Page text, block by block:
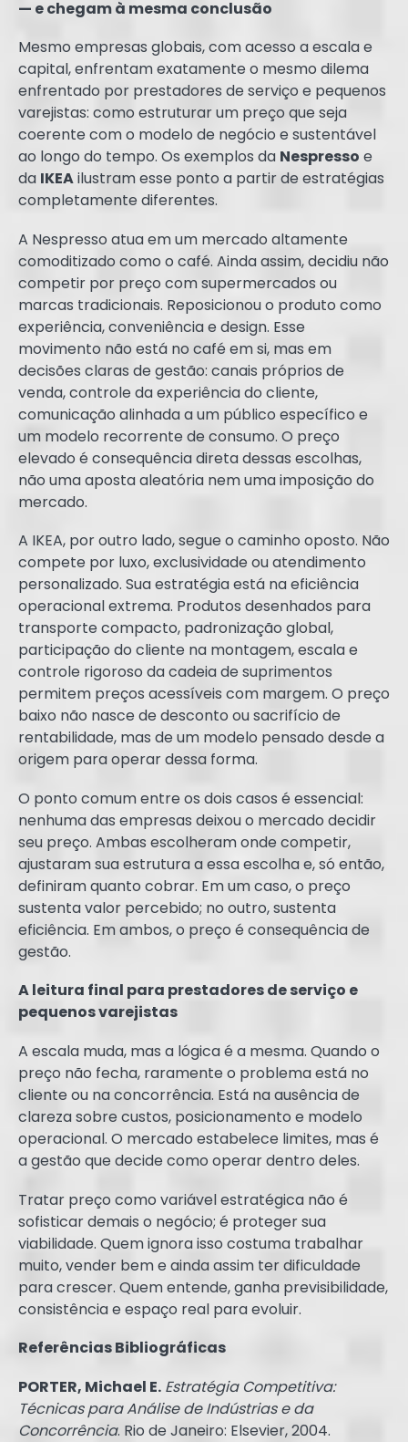
— e chegam à mesma conclusão
Mesmo empresas globais, com acesso a escala e
capital, enfrentam exatamente o mesmo dilema
enfrentado por prestadores de serviço e pequenos
varejistas: como estruturar um preço que seja
coerente com o modelo de negócio e sustentável
ao longo do tempo. Os exemplos da Nespresso e
da IKEAilustram esse ponto a partir de estratégias
completamente diferentes.
A Nespresso atua em um mercado altamente
comoditizado como o café. Ainda assim, decidiu não
competir por preço com supermercados ou
marcas tradicionais. Reposicionou o produto como
experiência, conveniência e design. Esse
movimento não está no café em si, mas em
decisões claras de gestão: canais próprios de
venda, controle da experiência do cliente,
comunicação alinhada a um público específico e
um modelo recorrente de consumo. O preço
elevado é consequência direta dessas escolhas,
não uma aposta aleatória nem uma imposição do
mercado.
A IKEA, por outro lado, segue o caminho oposto. Não
compete por luxo, exclusividade ou atendimento
personalizado. Sua estratégia está na eficiência
operacional extrema. Produtos desenhados para
transporte compacto, padronização global,
participação do cliente na montagem, escala e
controle rigoroso da cadeia de suprimentos
permitem preços acessíveis com margem. O preço
baixo não nasce de desconto ou sacrifício de
rentabilidade, mas de um modelo pensado desde a
origem para operar dessa forma.
O ponto comum entre os dois casos é essencial:
nenhuma das empresas deixou o mercado decidir
seu preço. Ambas escolheram onde competir,
ajustaram sua estrutura a essa escolha e, só então,
definiram quanto cobrar. Em um caso, o preço
sustenta valor percebido; no outro, sustenta
eficiência. Em ambos, o preço é consequência de
gestão.
A leitura final para prestadores de serviço e
pequenos varejistas
A escala muda, mas a lógica é a mesma. Quando o
preço não fecha, raramente o problema está no
cliente ou na concorrência. Está na ausência de
clareza sobre custos, posicionamento e modelo
operacional. O mercado estabelece limites, mas é
a gestão que decide como operar dentro deles.
Tratar preço como variável estratégica não é
sofisticar demais o negócio; é proteger sua
viabilidade. Quem ignora isso costuma trabalhar
muito, vender bem e ainda assim ter dificuldade
para crescer. Quem entende, ganha previsibilidade,
consistência e espaço real para evoluir.
Referências Bibliográficas
PORTER, Michael E. Estratégia Competitiva:
Técnicas para Análise de Indústrias e da
Concorrência. Rio de Janeiro: Elsevier, 2004.